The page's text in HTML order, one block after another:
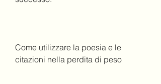
Come utilizzare la poesia e le
citazioni nella perdita di peso